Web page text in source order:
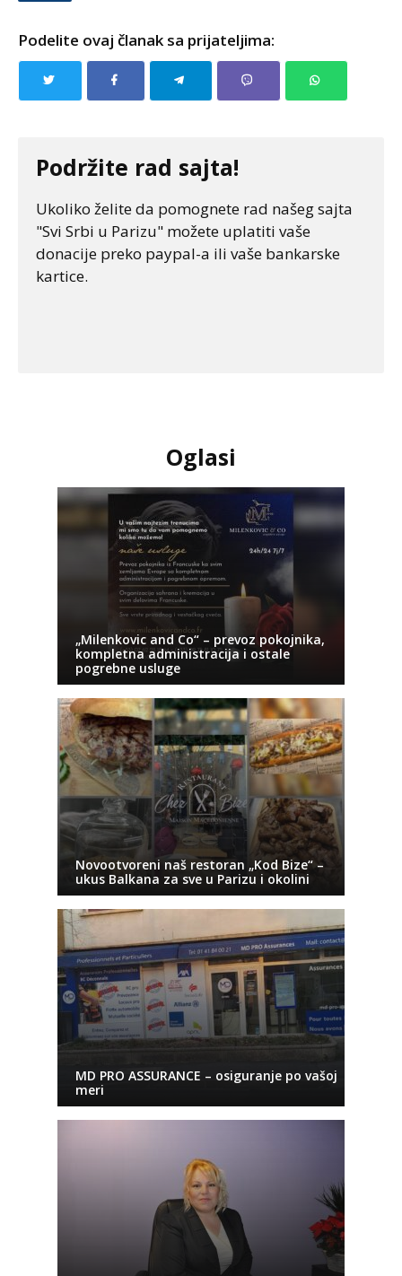
Podelite ovaj članak sa prijateljima:
Podržite rad sajta!
Ukoliko želite da pomognete rad našeg sajta
"Svi Srbi u Parizu" možete uplatiti vaše
donacije preko paypal-a ili vaše bankarske
kartice.
Oglasi
„Milenkovic and Co“ – prevoz pokojnika,
kompletna administracija i ostale
pogrebne usluge
Novootvoreni naš restoran „Kod Bize“ –
ukus Balkana za sve u Parizu i okolini
MD PRO ASSURANCE – osiguranje po vašoj
meri